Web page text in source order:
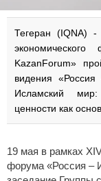
Тегеран (IQNA)
KazanForum»
видения
Исламский мир:
ценности как
19 мая в рамках
форума «Россия –